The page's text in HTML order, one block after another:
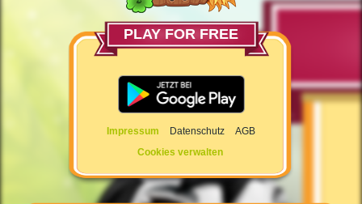
PLAY FOR FREE
Impressum Datenschutz
AGB
Cookies verwalten